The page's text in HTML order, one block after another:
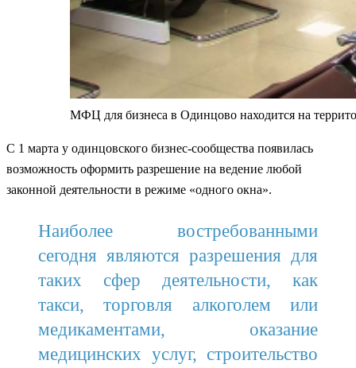
МФЦ для бизнеса в Одинцово находится на
С 1 марта у одинцовского бизнес-сообщества появилась
возможность оформить разрешение на ведение любой
законной деятельности в режиме «одного окна».
Наиболее востребованными
сегодня являются разрешения для
таких сфер деятельности, как
такси, торговля алкоголем или
медикаментами, оказание
медицинских услуг, строительство